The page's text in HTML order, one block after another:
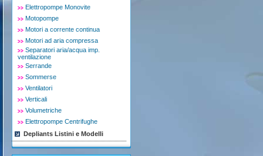
Elettropompe Monovite
Motopompe
Motori a corrente continua
Motori ad aria compressa
Separatori aria/acqua imp.
ventilazione
Serrande
Sommerse
Ventilatori
Verticali
Volumetriche
Elettropompe Centrifughe
Depliants Listini e Modelli